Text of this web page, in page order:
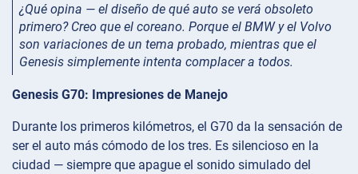
¿Qué opina — el diseño de qué auto se verá obsoleto
primero? Creo que el coreano. Porque el BMW y el Volvo
son variaciones de un tema probado, mientras que el
Genesis simplemente intenta complacer a todos.
Genesis G70: Impresiones de Manejo
Durante los primeros kilómetros, el G70 da la sensación de
ser el auto más cómodo de los tres. Es silencioso en la
ciudad — siempre que apague el sonido simulado del